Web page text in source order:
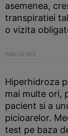
asemenea,
transpiratiei
o vizita
Hiperhidroza
mai multe ori,
pacient si a
picioarelor.
test pe baza